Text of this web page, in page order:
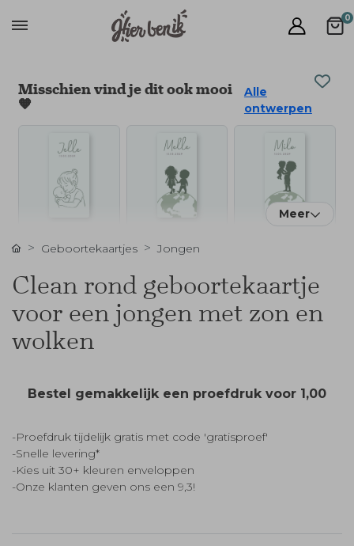
0
Misschien vind je dit ook mooi
🧡
Alle
ontwerpen
Meer
Geboortekaartjes Jongen
Clean rond geboortekaartje
voor een jongen met zon en
wolken
Bestel gemakkelijk een proefdruk voor 1,00
-Proefdruk tijdelijk gratis met code 'gratisproef'
-Snelle levering*
-Kies uit 30+ kleuren enveloppen
-Onze klanten geven ons een 9,3!